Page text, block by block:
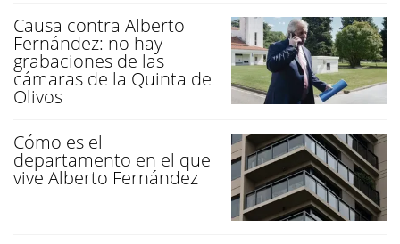
Causa contra Alberto
Fernández: no hay
grabaciones de las
cámaras de la Quinta de
Olivos
Cómo es el
departamento en el que
vive Alberto Fernández